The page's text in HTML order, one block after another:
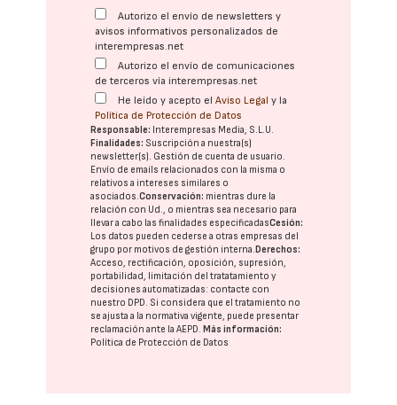
Autorizo el envío de newsletters y
avisos informativos personalizados de
interempresas.net
Autorizo el envío de comunicaciones
de terceros vía interempresas.net
He leído y acepto elAviso Legal y la
Política de Protección de Datos
Responsable: Interempresas Media, S.L.U.
Finalidades: Suscripción a nuestra(s)
newsletter(s). Gestión de cuenta de usuario.
Envío de emails relacionados con la misma o
relativos a intereses similares o
asociados.Conservación: mientras dure la
relación con Ud., o mientras sea necesario para
llevar a cabo las finalidades especificadasCesión:
Los datos pueden cederse a otras empresas del
grupo por motivos de gestión interna. Derechos:
Acceso, rectificación, oposición, supresión,
portabilidad, limitación del tratatamiento y
decisiones automatizadas: contacte con
nuestro DPD. Si considera que el tratamiento no
se ajusta a la normativa vigente, puede presentar
reclamación ante laAEPD. Más información:
Política de Protección de Datos